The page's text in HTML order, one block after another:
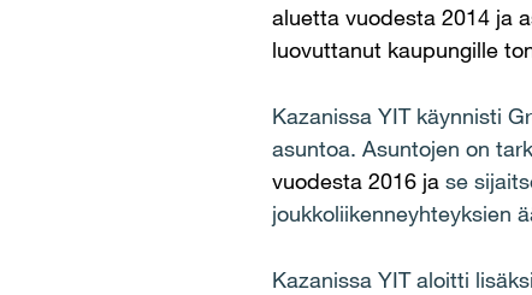
aluetta vuodesta 2014 ja
luovuttanut kaupungille
Kazanissa YIT käynnisti
asuntoa. Asuntojen on
vuodesta 2016 ja se
joukkoliikenneyhteyksien
Kazanissa YIT aloitti